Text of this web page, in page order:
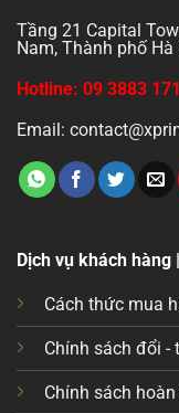
Tầng 21 Capital
Nam, Thành phố Hà
Hotline: 09 3883
Email:
Dịch vụ khách hàng |
Cách thức mua
Chính sách đổi -
Chính sách hoàn